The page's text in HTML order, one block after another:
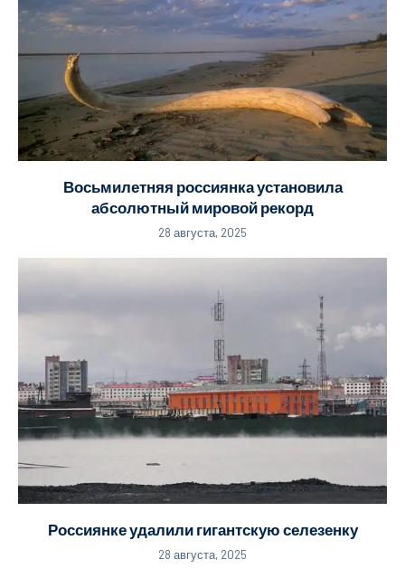
Восьмилетняя россиянка установила
абсолютный мировой рекорд
28 августа, 2025
Россиянке удалили гигантскую селезенку
28 августа, 2025